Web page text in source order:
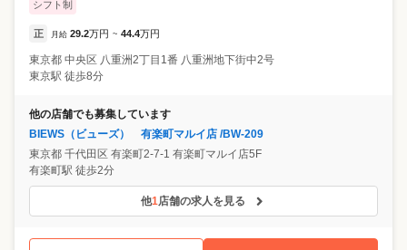
シフト制
正 月給 29.2万円 ~ 44.4万円
東京都 中央区 八重洲2丁目1番 八重洲地下街中2号
東京駅 徒歩8分
他の店舗でも募集しています
BIEWS（ビューズ） 有楽町マルイ店 /BW-209
東京都 千代田区 有楽町2-7-1 有楽町マルイ店5F
有楽町駅 徒歩2分
他1店舗の求人を見る